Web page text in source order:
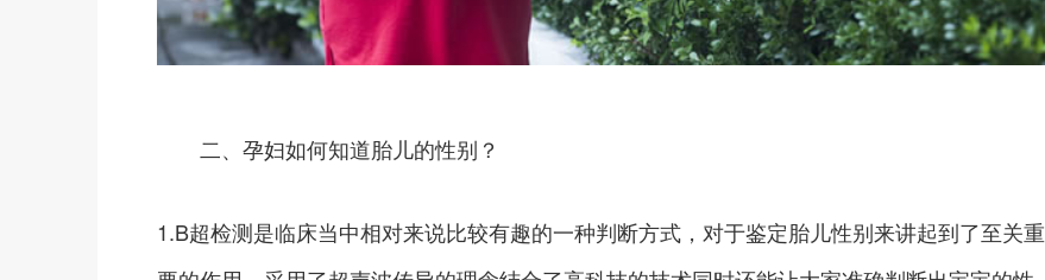
二、孕妇如何知道胎儿的性别？
1.B超检测是临床当中相对来说比较有趣的一种判断方式，对于鉴定胎儿性别来讲起到了至关重